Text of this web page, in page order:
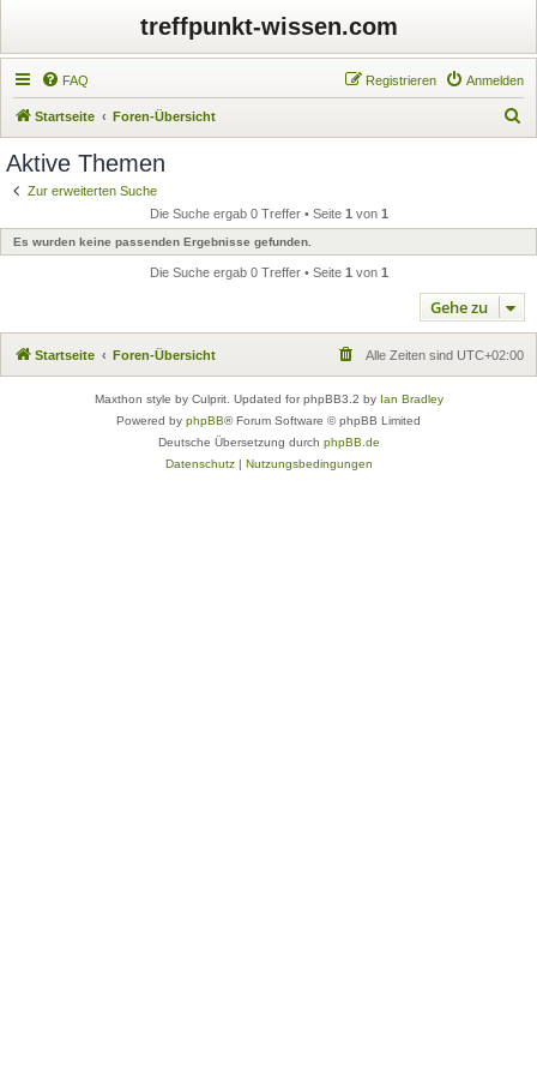
treffpunkt-wissen.com
FAQ Anmelden
Registrieren
Startseite Foren-Übersicht
e
Aktive Themen
Zur erweiterten Suche
Die Suche ergab 0 Treffer • Seite 1 von 1
Es wurden keine passenden Ergebnisse gefunden.
Die Suche ergab 0 Treffer • Seite 1 von 1
Gehe zu
Startseite Foren-Übersicht Alle Zeiten sind UTC+02:00
Maxthon style by Culprit. Updated for phpBB3.2 by Ian Bradley
Powered by phpBB® Forum Software © phpBB Limited
Deutsche Übersetzung durch phpBB.de
Datenschutz| Nutzungsbedingungen